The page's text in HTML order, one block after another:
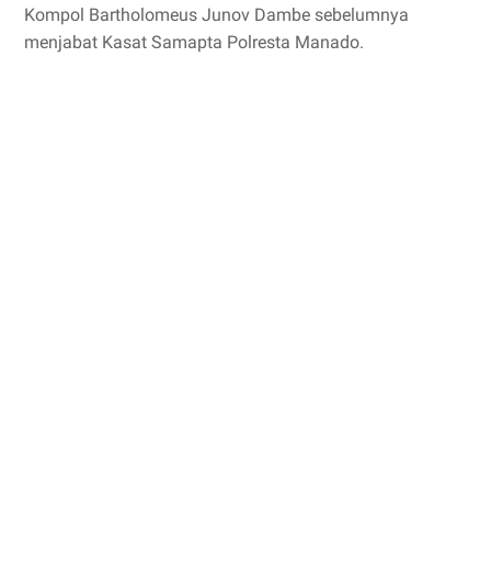
Kompol Bartholomeus Junov Dambe sebelumnya
menjabat Kasat Samapta Polresta Manado.